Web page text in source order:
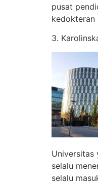
pusat
kedokteran
3.
Universitas
selalu
selalu